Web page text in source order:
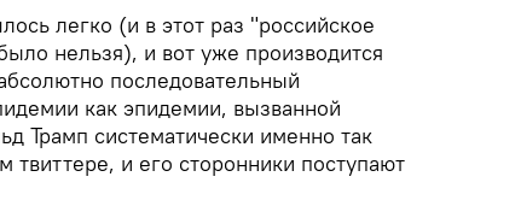
легко (и в этот раз "российское
нельзя), и вот уже производится
последовательный
как эпидемии, вызванной
Трамп систематически именно так
твиттере, и его сторонники поступают